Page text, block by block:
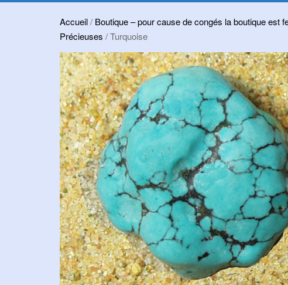
Accueil/ Boutique – pour cause de congés la boutique est
Précieuses / Turquoise